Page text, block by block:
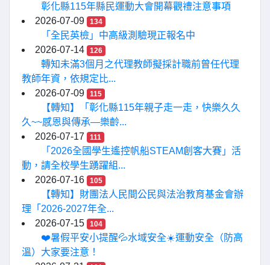
彰化縣115年縣民運動大會開幕觀禮注意事項
2026-07-09
134
「全民英檢」中高級測驗現正報名中
2026-07-14
126
轉知未滿3個月之代理教師擬採計職前曾任代理
教師年資，依規定比...
2026-07-09
115
【轉知】「彰化縣115年親子走一走，快樂久久
久~~感恩與傳承—樂齡...
2026-07-17
111
「2026全國學生遙控帆船STEAM創客大賽」活
動，請全校學生踴躍組...
2026-07-16
105
【轉知】財團法人民間公民與法治教育基金會辦
理「2026-2027年全...
2026-07-15
104
❤️暑假平安小提醒💦水域安全☀️運動安全（防高
溫）大家要注意！